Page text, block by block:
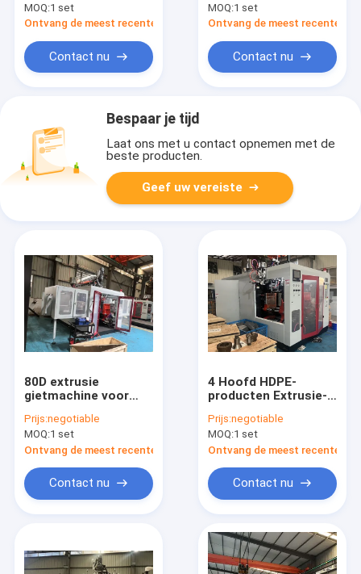
MOQ:1 set
Ontvang de meest recente Prijs
Contact nu
MOQ:1 set
Ontvang de meest recente
Contact nu
Bespaar je tijd
Laat ons met u contact opnemen met de
beste producten.
Geef uw vereiste
80D extrusie
gietmachine voor
van kunststof
Prijs:negotiable
MOQ:1 set
Ontvang de meest recente Prijs
Contact nu
4 Hoofd HDPE-
producten Extrusie-
schroefdiameter
Prijs:negotiable
MOQ:1 set
Ontvang de meest recente
Contact nu